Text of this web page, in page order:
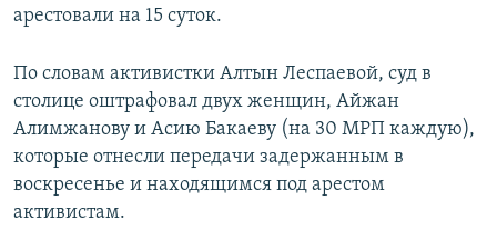
арестовали на 15 суток.
По словам активистки Алтын Леспаевой, суд в
столице оштрафовал двух женщин, Айжан
Алимжанову и Асию Бакаеву (на 30 МРП каждую),
которые отнесли передачи задержанным в
воскресенье и находящимся под арестом
активистам.